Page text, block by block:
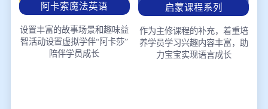
阿卡索魔法英语
设置丰富的故事场景和趣味益
智活动设置虚拟学伴“阿卡莎”
陪伴学员成长
启蒙课程系列
作为主修课程的补充，着重培
养学员学习兴趣内容丰富，助
力宝宝实现语言成长